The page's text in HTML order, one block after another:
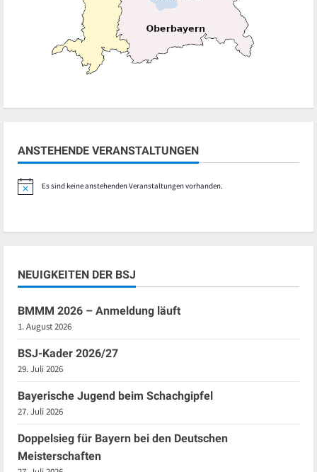
ANSTEHENDE VERANSTALTUNGEN
HinweisEs sind keine anstehenden Veranstaltungen vorhanden.
NEUIGKEITEN DER BSJ
BMMM 2026 – Anmeldung läuft
1. August 2026
BSJ-Kader 2026/27
29. Juli 2026
Bayerische Jugend beim Schachgipfel
27. Juli 2026
Doppelsieg für Bayern bei den Deutschen
Meisterschaften